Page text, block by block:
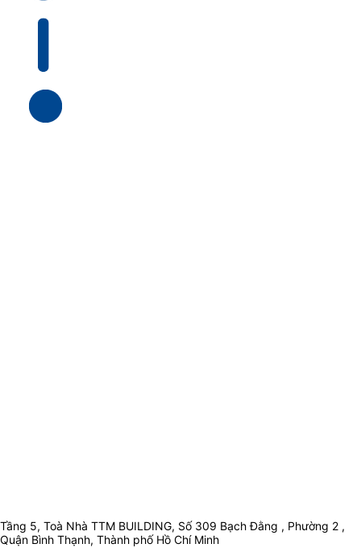
Tầng 5, Toà Nhà TTM BUILDING, Số 309 Bạch Đằng , Phường 2 ,
Quận Bình Thạnh, Thành phố Hồ Chí Minh